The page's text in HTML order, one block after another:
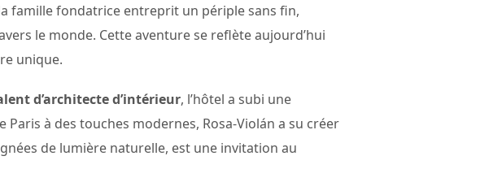
famille fondatrice entreprit un périple sans fin,
le monde. Cette aventure se reflète aujourd’hui
unique.
d’architecte d’intérieur, l’hôtel a subi une
à des touches modernes, Rosa-Violán a su créer
de lumière naturelle, est une invitation au